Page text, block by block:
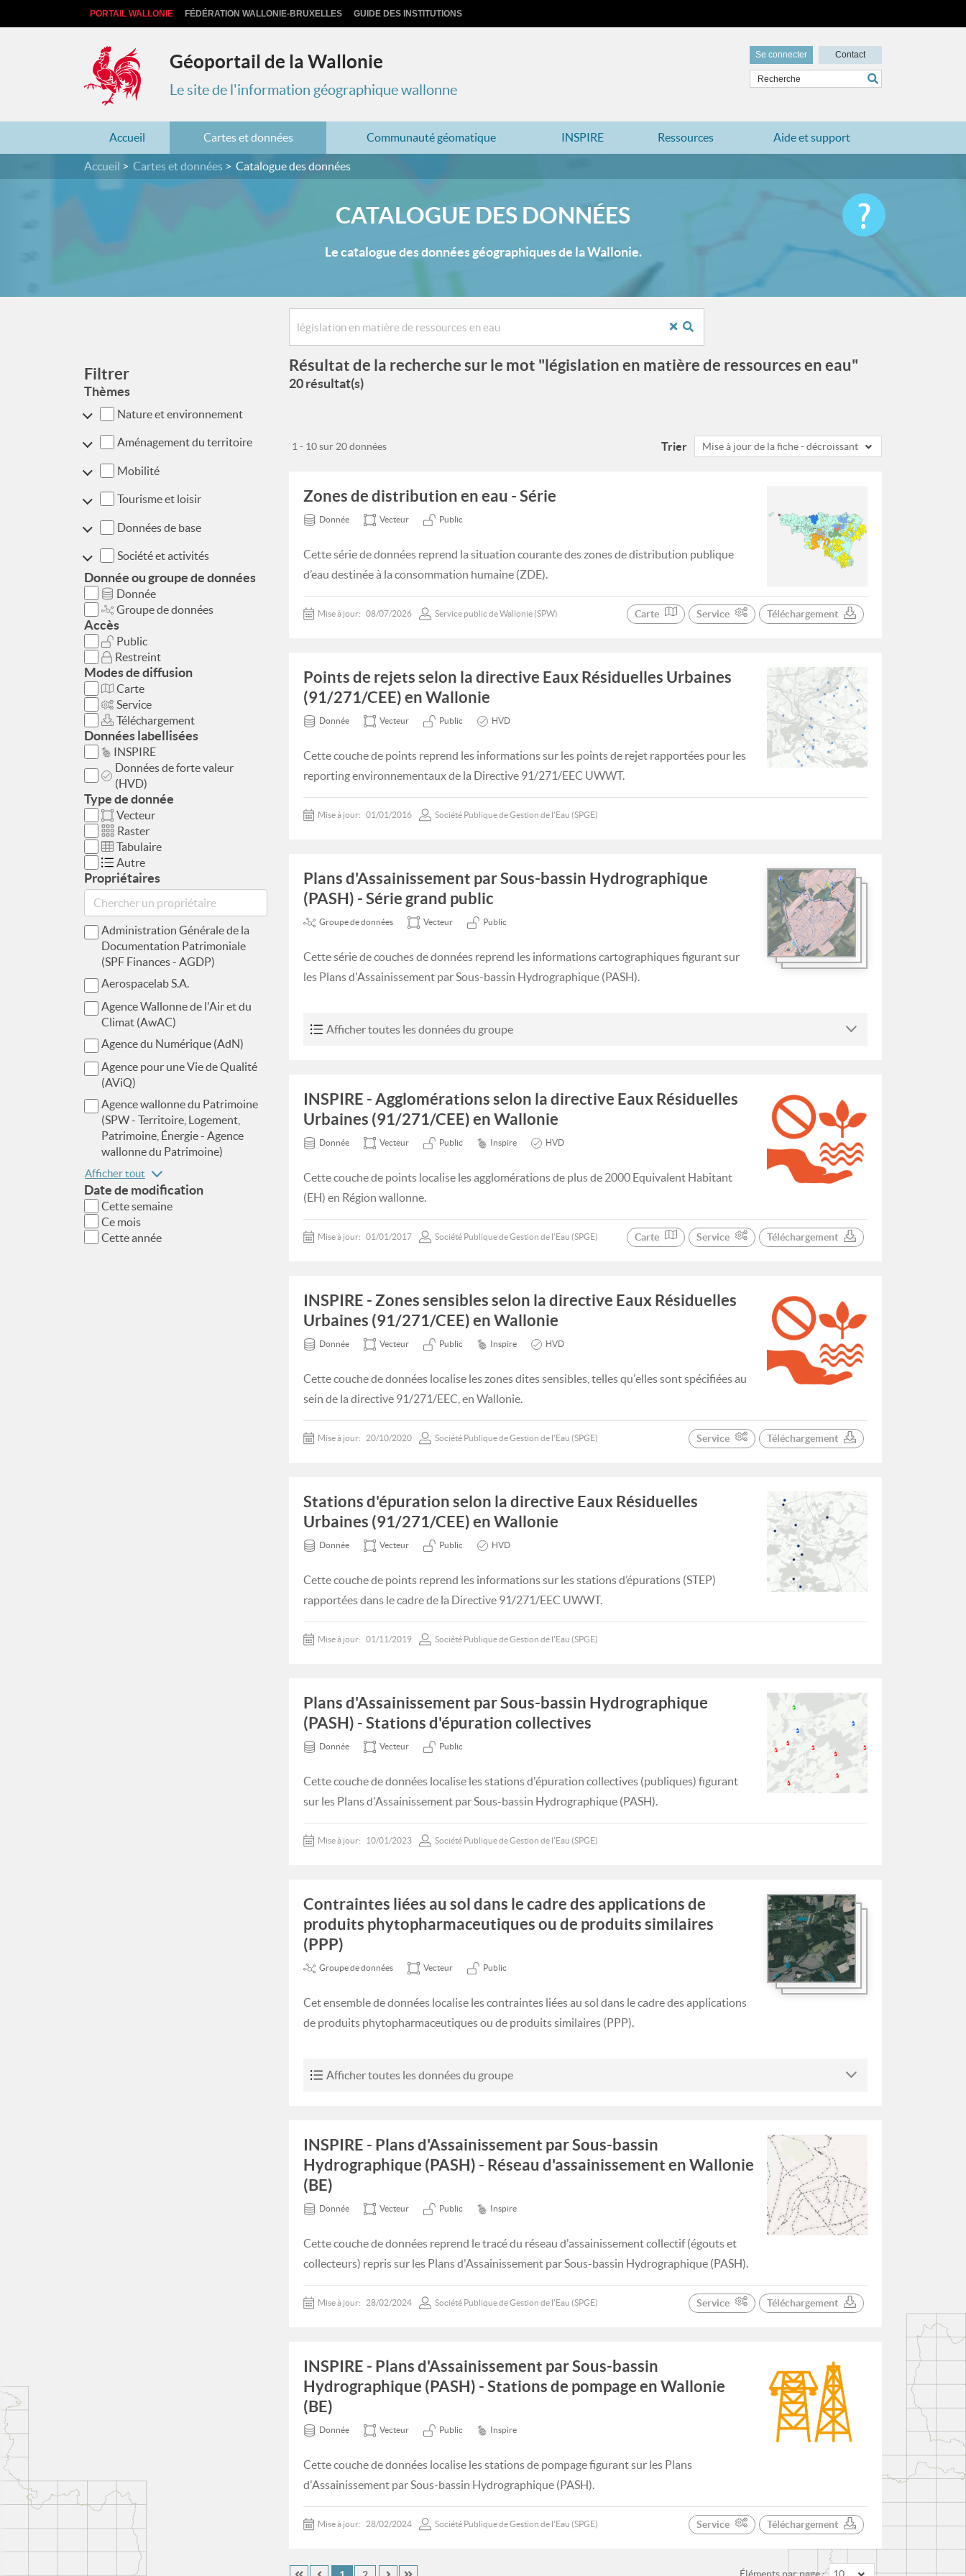
PORTAIL WALLONIE FÉDÉRATION WALLONIE-BRUXELLES GUIDE DES INSTITUTIONS
Géoportail de la Wallonie
Le site de l'information géographique wallonne
Se connecter Contact
Accueil Cartes et données Communauté géomatique INSPIRE Ressources Aide et support
Accueil Cartes et données Catalogue des données
CATALOGUE DES DONNÉES
Le catalogue des données géographiques de la Wallonie.
Filtrer
Thèmes
Nature et environnement
Aménagement du territoire
Mobilité
Tourisme et loisir
Données de base
Société et activités
Donnée ou groupe de données
Donnée
Groupe de données
Accès
Public
Restreint
Modes de diffusion
Carte
Service
Téléchargement
Données labellisées
INSPIRE
Données de forte valeur
(HVD)
Type de donnée
Vecteur
Raster
Tabulaire
Autre
Propriétaires
Administration Générale de la
Documentation Patrimoniale
(SPF Finances - AGDP)
Aerospacelab S.A.
Agence Wallonne de l'Air et du
Climat (AwAC)
Agence du Numérique (AdN)
Agence pour une Vie de Qualité
(AViQ)
Agence wallonne du Patrimoine
(SPW - Territoire, Logement,
Patrimoine, Énergie - Agence
wallonne du Patrimoine)
Afficher tout
Date de modification
Cette semaine
Ce mois
Cette année
Résultat de la recherche sur le mot "législation en matière de ressources en eau"
20 résultat(s)
Trier Mise à jour de la fiche - décroissant
1 - 10 sur 20 données
Zones de distribution en eau - Série
Donnée Vecteur Public
Cette série de données reprend la situation courante des zones de distribution publique
d’eau destinée à la consommation humaine (ZDE).
Mise à jour: 08/07/2026 Service public de Wallonie (SPW) Carte Service Téléchargement
Points de rejets selon la directive Eaux Résiduelles Urbaines
(91/271/CEE) en Wallonie
Donnée Vecteur Public HVD
Cette couche de points reprend les informations sur les points de rejet rapportées pour les
reporting environnementaux de la Directive 91/271/EEC UWWT.
Mise à jour: 01/01/2016 Société Publique de Gestion de l'Eau (SPGE)
Plans d'Assainissement par Sous-bassin Hydrographique
(PASH) - Série grand public
Groupe de données Vecteur Public
Cette série de couches de données reprend les informations cartographiques figurant sur
les Plans d'Assainissement par Sous-bassin Hydrographique (PASH).
Afficher toutes les données du groupe
INSPIRE - Agglomérations selon la directive Eaux Résiduelles
Urbaines (91/271/CEE) en Wallonie
Donnée Vecteur Public Inspire HVD
Cette couche de points localise les agglomérations de plus de 2000 Equivalent Habitant
(EH) en Région wallonne.
Mise à jour: 01/01/2017 Société Publique de Gestion de l'Eau (SPGE) Carte Service Téléchargement
INSPIRE - Zones sensibles selon la directive Eaux Résiduelles
Urbaines (91/271/CEE) en Wallonie
Donnée Vecteur Public Inspire HVD
Cette couche de données localise les zones dites sensibles, telles qu'elles sont spécifiées au
sein de la directive 91/271/EEC, en Wallonie.
Mise à jour: 20/10/2020 Société Publique de Gestion de l'Eau (SPGE) Service Téléchargement
Stations d'épuration selon la directive Eaux Résiduelles
Urbaines (91/271/CEE) en Wallonie
Donnée Vecteur Public HVD
Cette couche de points reprend les informations sur les stations d’épurations (STEP)
rapportées dans le cadre de la Directive 91/271/EEC UWWT.
Mise à jour: 01/11/2019 Société Publique de Gestion de l'Eau (SPGE)
Plans d'Assainissement par Sous-bassin Hydrographique
(PASH) - Stations d'épuration collectives
Donnée Vecteur Public
Cette couche de données localise les stations d'épuration collectives (publiques) figurant
sur les Plans d'Assainissement par Sous-bassin Hydrographique (PASH).
Mise à jour: 10/01/2023 Société Publique de Gestion de l'Eau (SPGE)
Contraintes liées au sol dans le cadre des applications de
produits phytopharmaceutiques ou de produits similaires
(PPP)
Groupe de données Vecteur Public
Cet ensemble de données localise les contraintes liées au sol dans le cadre des applications
de produits phytopharmaceutiques ou de produits similaires (PPP).
Afficher toutes les données du groupe
INSPIRE - Plans d'Assainissement par Sous-bassin
Hydrographique (PASH) - Réseau d'assainissement en Wallonie
(BE)
Donnée Vecteur Public Inspire
Cette couche de données reprend le tracé du réseau d'assainissement collectif (égouts et
collecteurs) repris sur les Plans d'Assainissement par Sous-bassin Hydrographique (PASH).
Mise à jour: 28/02/2024 Société Publique de Gestion de l'Eau (SPGE) Service Téléchargement
INSPIRE - Plans d'Assainissement par Sous-bassin
Hydrographique (PASH) - Stations de pompage en Wallonie
(BE)
Donnée Vecteur Public Inspire
Cette couche de données localise les stations de pompage figurant sur les Plans
d'Assainissement par Sous-bassin Hydrographique (PASH).
Mise à jour: 28/02/2024 Société Publique de Gestion de l'Eau (SPGE) Service Téléchargement